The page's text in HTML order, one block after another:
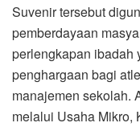
Suvenir tersebut
pemberdayaan
perlengkapan ibadah
penghargaan bagi
manajemen sekolah.
melalui Usaha Mikro,